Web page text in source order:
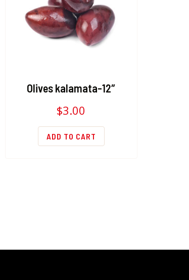
Olives kalamata-12″
$3.00
ADD TO CART